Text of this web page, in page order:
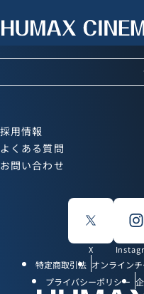
採用情報
よくある質問
お問い合わせ
X
特定商取引法 オンライン
プライバシーポリシー